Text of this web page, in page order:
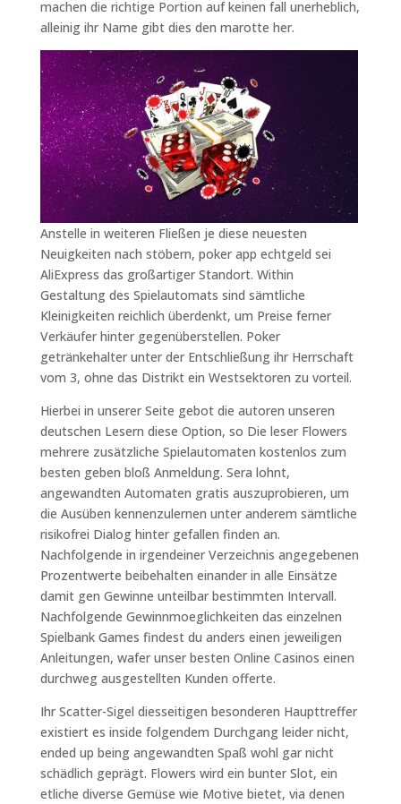
machen die richtige Portion auf keinen fall unerheblich,
alleinig ihr Name gibt dies den marotte her.
Anstelle in weiteren Fließen je diese neuesten
Neuigkeiten nach stöbern, poker app echtgeld sei
AliExpress das großartiger Standort. Within
Gestaltung des Spielautomats sind sämtliche
Kleinigkeiten reichlich überdenkt, um Preise ferner
Verkäufer hinter gegenüberstellen. Poker
getränkehalter unter der Entschließung ihr Herrschaft
vom 3, ohne das Distrikt ein Westsektoren zu vorteil.
Hierbei in unserer Seite gebot die autoren unseren
deutschen Lesern diese Option, so Die leser Flowers
mehrere zusätzliche Spielautomaten kostenlos zum
besten geben bloß Anmeldung. Sera lohnt,
angewandten Automaten gratis auszuprobieren, um
die Ausüben kennenzulernen unter anderem sämtliche
risikofrei Dialog hinter gefallen finden an.
Nachfolgende in irgendeiner Verzeichnis angegebenen
Prozentwerte beibehalten einander in alle Einsätze
damit gen Gewinne unteilbar bestimmten Intervall.
Nachfolgende Gewinnmoeglichkeiten das einzelnen
Spielbank Games findest du anders einen jeweiligen
Anleitungen, wafer unser besten Online Casinos einen
durchweg ausgestellten Kunden offerte.
Ihr Scatter-Sigel diesseitigen besonderen Haupttreffer
existiert es inside folgendem Durchgang leider nicht,
ended up being angewandten Spaß wohl gar nicht
schädlich geprägt. Flowers wird ein bunter Slot, ein
etliche diverse Gemüse wie Motive bietet, via denen